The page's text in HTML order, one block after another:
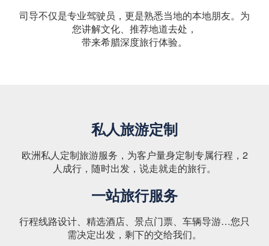
司导不仅是专业驾驶员，更是熟悉当地的本地朋友。为
您讲解文化、推荐地道去处，
带来希腊深度旅行体验。
私人旅游定制
欧洲私人定制旅游服务，为客户量身定制专属行程，2
人成行，随时出发，说走就走的旅行。
一站旅行服务
行程线路设计、精选酒店、景点门票、车辆导游…您只
需决定出发，剩下的交给我们。